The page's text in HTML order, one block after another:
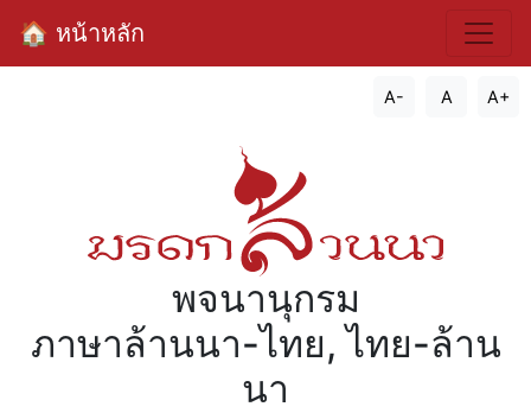
🏠 หน้าหลัก
A- A A+
พจนานุกรม
ภาษาล้านนา-ไทย, ไทย-ล้าน
นา